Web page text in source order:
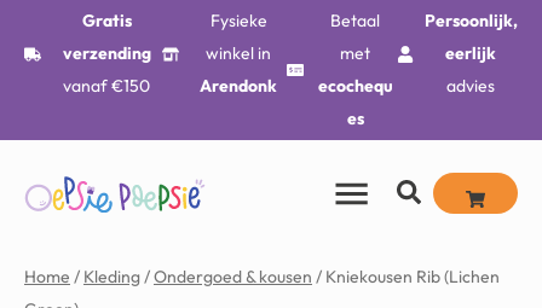
Gratis
verzending
vanaf €150
Fysieke
winkel in
Arendonk
Betaal
met
ecochequ
es
Persoonlijk,
eerlijk
advies
Home / Kleding/Ondergoed & kousen / Kniekousen Rib (Lichen